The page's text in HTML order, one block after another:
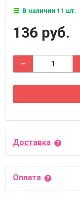
В наличии 11 шт.
136 руб.
Доставка
Оплата